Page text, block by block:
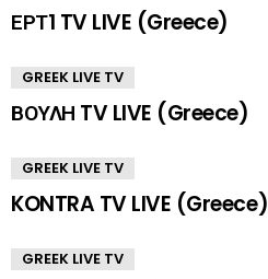
ΕΡΤ1 TV LIVE (Greece)
GREEK LIVE TV
ΒΟΥΛΗ TV LIVE (Greece)
GREEK LIVE TV
KONTRA TV LIVE (Greece)
GREEK LIVE TV